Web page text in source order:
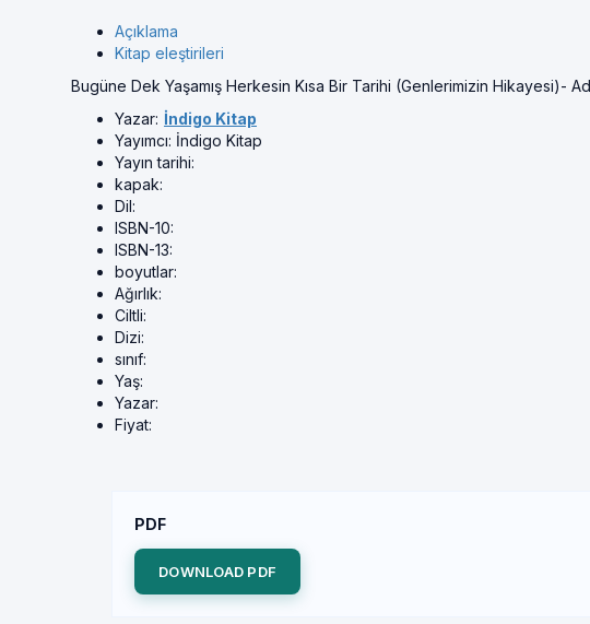
Açıklama
Kitap eleştirileri
Bugüne Dek Yaşamış Herkesin Kısa Bir Tarihi (Genlerimizin Hikayesi)-
Yazar: İndigo Kitap
Yayımcı: İndigo Kitap
Yayın tarihi:
kapak:
Dil:
ISBN-10:
ISBN-13:
boyutlar:
Ağırlık:
Ciltli:
Dizi:
sınıf:
Yaş:
Yazar:
Fiyat:
PDF
DOWNLOAD PDF